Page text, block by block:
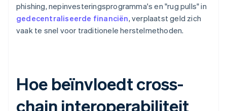
phishing, nepinvesteringsprogramma's en "rug pulls" in
gedecentraliseerde financiën, verplaatst geld zich
vaak te snel voor traditionele herstelmethoden.
Hoe beïnvloedt cross-
chain interoperabiliteit